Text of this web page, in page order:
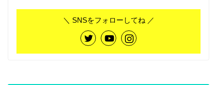
＼ SNSをフォローしてね ／